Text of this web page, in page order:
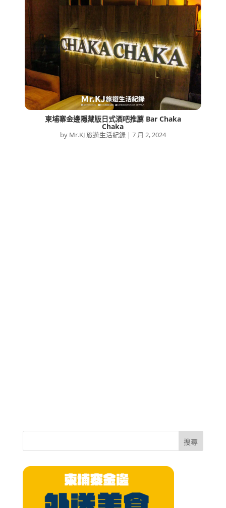
柬埔寨金邊隱藏版日式酒吧推薦 Bar Chaka
Chaka
by Mr.KJ 旅遊生活紀錄| 7 月 2, 2024